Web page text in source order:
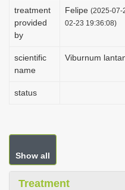
treatment
provided
by
Felipe (2025-07-
02-23 19:36:08)
scientific
name
Viburnum
status
Show all
Treatment